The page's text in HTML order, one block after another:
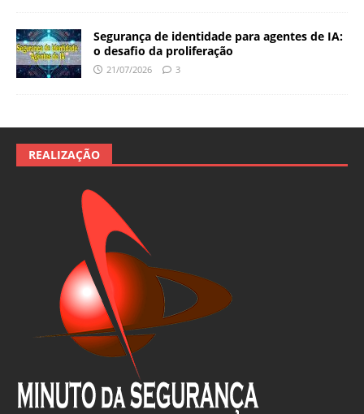
Segurança de identidade para agentes de IA:
o desafio da proliferação
21/07/2026 3
REALIZAÇÃO